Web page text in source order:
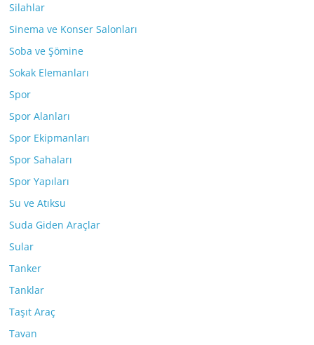
Silahlar
Sinema ve Konser Salonları
Soba ve Şömine
Sokak Elemanları
Spor
Spor Alanları
Spor Ekipmanları
Spor Sahaları
Spor Yapıları
Su ve Atıksu
Suda Giden Araçlar
Sular
Tanker
Tanklar
Taşıt Araç
Tavan